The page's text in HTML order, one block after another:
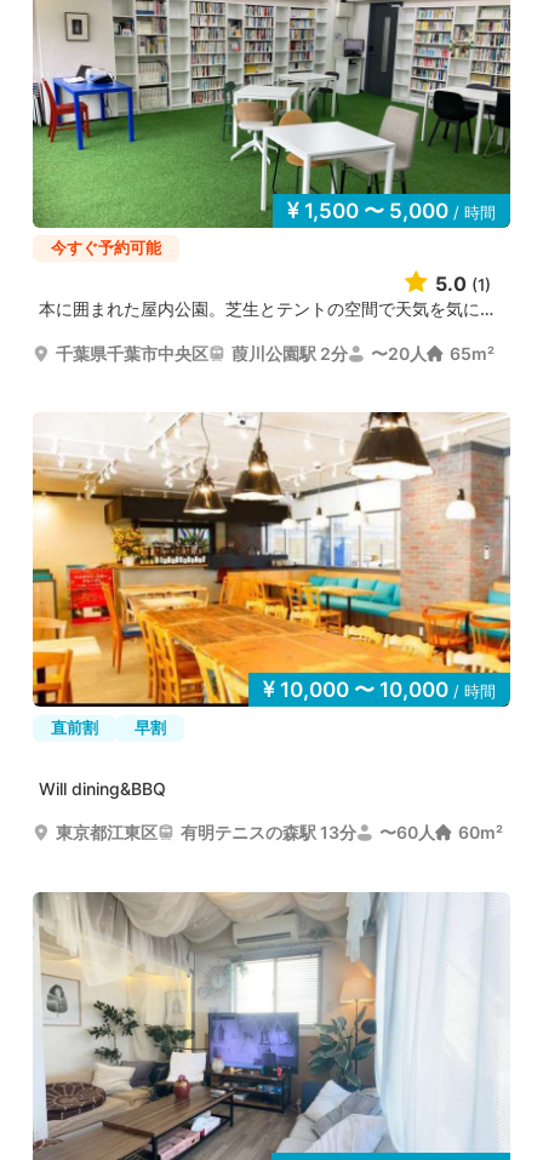
1,500 〜 5,000 / 時間
今すぐ予約可能
5.0 (1)
本に囲まれた屋内公園。芝生とテントの空間で天気を気にせ...
千葉県千葉市中央区 葭川公園駅 2分 〜20人 65m²
10,000 〜 10,000 / 時間
直前割
早割
Will dining&BBQ
東京都江東区 有明テニスの森駅 13分 〜60人 60m²